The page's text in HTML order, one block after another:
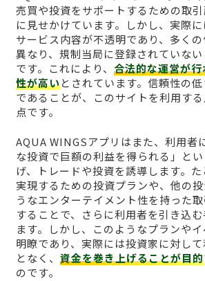
売買や投資をサポートするための取
に見せかけています。しかし、実際
サービス内容が不透明であり、多く
異なり、規制当局に登録されていな
です。これにより、 合法的な運営が
性が高いとされています。信頼性の
であることが、このサイトを利用す
点です。
AQUA WINGSアプリはまた、利用者
な投資で巨額の利益を得られる」と
げ、トレードや投資を誘導します。
実現するための投資プランや、他の
うなエンターテイメント性を持った
することで、さらに利用者を引き込
ます。しかし、このようなプランや
明瞭であり、実際には投資家に対し
となく、 資金を巻き上げることが目的
のです。